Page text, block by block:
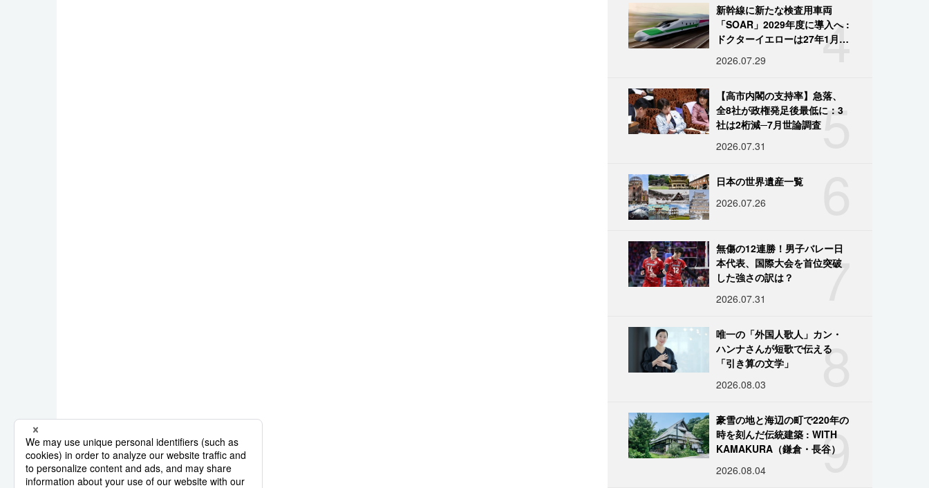
4
新幹線に新たな検査用車両
「SOAR」2029年度に導入へ :
ドクターイエローは27年1月に
2026.07.29
5
【高市内閣の支持率】急落、
全8社が政権発足後最低に：3
社は2桁減─7月世論調査
2026.07.31
日本の世界遺産一覧
2026.07.26
7
無傷の12連勝！男子バレー日
本代表、国際大会を首位突破
した強さの訳は？
2026.07.31
8
唯一の「外国人歌人」カン・
ハンナさんが短歌で伝える
「引き算の文学」
2026.08.03
9
豪雪の地と海辺の町で220年の
時を刻んだ伝統建築 : WITH
KAMAKURA（鎌倉・長谷）
2026.08.04